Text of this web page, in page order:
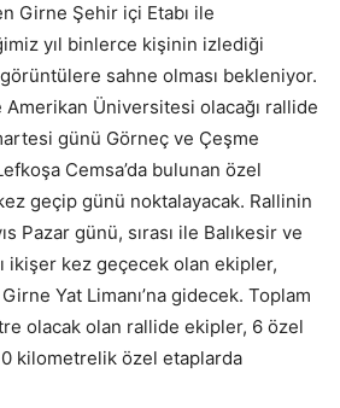
Girne Şehir içi Etabı ile
yıl binlerce kişinin izlediği
görüntülere sahne olması bekleniyor.
Amerikan Üniversitesi olacağı rallide
günü Görneç ve Çeşme
Cemsa’da bulunan özel
geçip günü noktalayacak. Rallinin
Pazar günü, sırası ile Balıkesir ve
ikişer kez geçecek olan ekipler,
Yat Limanı’na gidecek. Toplam
olacak olan rallide ekipler, 6 özel
kilometrelik özel etaplarda